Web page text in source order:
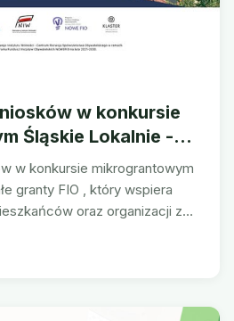
w konkursie
Śląskie Lokalnie -
w konkursie mikrograntowym
granty FIO , który wspiera
oraz organizacji z